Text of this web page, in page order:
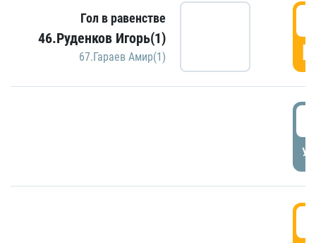
Гол в равенстве
46.Руденков Игорь(1)
67.Гараев Амир(1)